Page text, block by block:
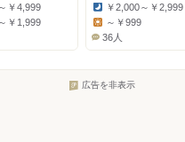
￥4,999
￥1,999
Dinner:
￥2,000～￥2,999
～￥999
36人
広告を非表示